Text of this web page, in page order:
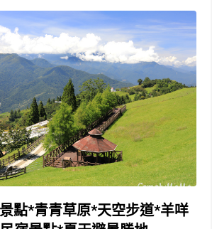
點*青青草原*天空步道*羊咩